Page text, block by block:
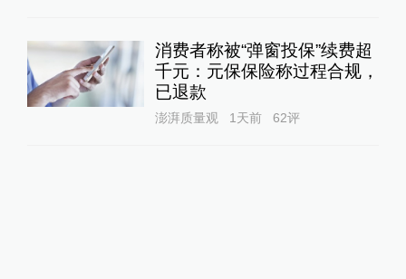
消费者称被“弹窗投保”续费超
千元：元保保险称过程合规，
已退款
澎湃质量观 1天前 62评